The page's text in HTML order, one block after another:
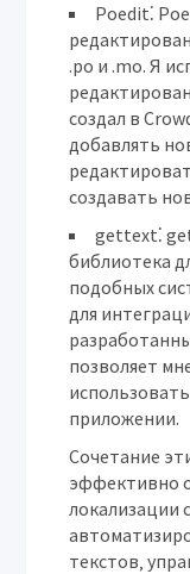
Poedit⁚
.po и .mo. Я
создал в
добавлять
создавать
gettext⁚
библиотека
подобных
для
позволяет
приложении.
Сочетание
эффективно
локализации
текстов‚